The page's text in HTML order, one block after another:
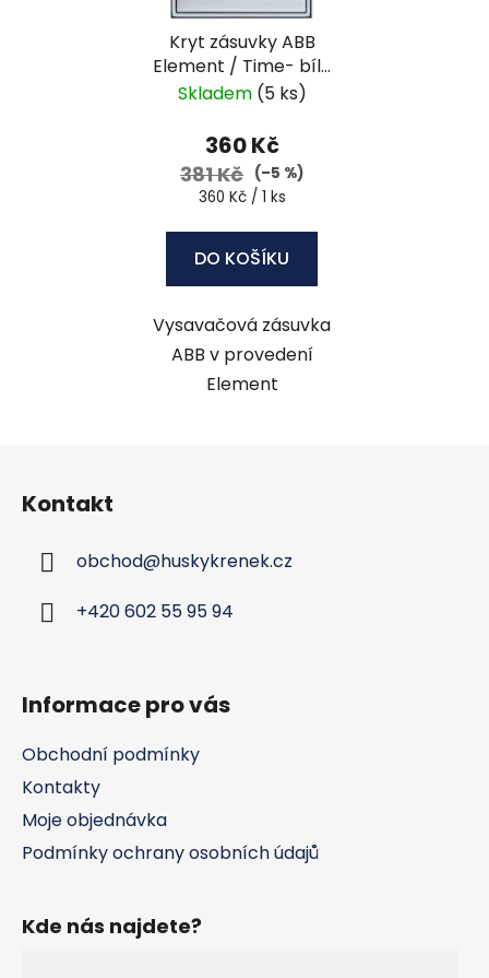
Kryt zásuvky ABB
Element / Time- bílá
/ ledová bílá
Skladem (5 ks)
360 Kč
381 Kč (–5 %)
Měrná
360 Kč / 1 ks
DO KOŠÍKU
Vysavačová zásuvka
ABB v provedení
Element
Kontakt
obchod@huskykrenek.cz
+420 602 55 95 94
Informace pro vás
Obchodní podmínky
Kontakty
Moje objednávka
Podmínky ochrany osobních údajů
Kde nás najdete?